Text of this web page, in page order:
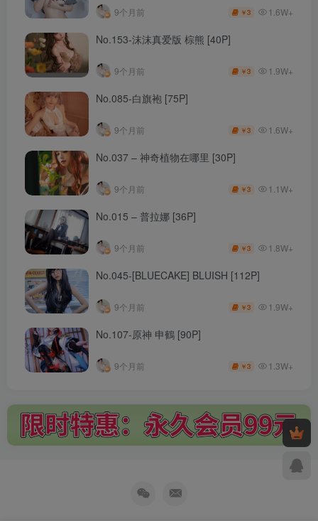
9个月前 ￥3 1.6W+
No.153-沫沫真爱版 棕熊 [40P]
9个月前 ￥3 1.9W+
No.085-白旗袍 [75P]
9个月前 ￥3 1.6W+
No.037 – 神奇植物在哪里 [30P]
9个月前 ￥3 1.1W+
No.015 – 普拉娜 [36P]
9个月前 ￥3 1.8W+
No.045-[BLUECAKE] BLUISH [112P]
9个月前 ￥3 1.9W+
No.107-原神 申鶴 [90P]
9个月前 ￥3 1.3W+